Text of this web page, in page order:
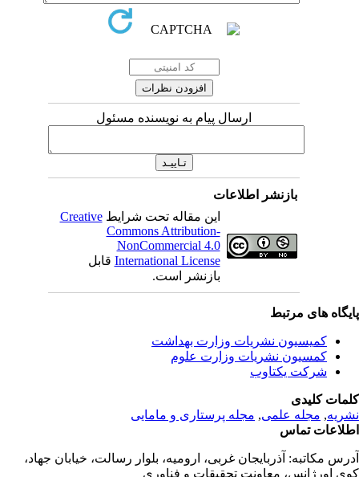
ارسال پیام به نویسنده مسئول
بازنشر اطلاعات
این مقاله تحت شرایطCreative
Commons Attribution-
NonCommercial 4.0
International Licenseقابل
بازنشر است.
های مرتبط
کمیسیون نشریات وزارت بهداشت
کمسیون نشریات وزارت علوم
شرکت یکتاوب
کلیدی
,مجله علمی, مجله پرستاری و مامایی
تماس
مکاتبه:آذربایجان غربی، ارومیه، بلوار رسالت، خیابان جهاد،
اورژانس، معاونت تحقیقات و فناوری